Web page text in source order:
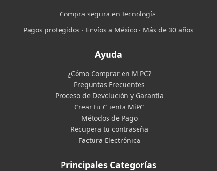
Compra segura en tecnología.
Pagos protegidos · Envíos a México · Más de 30 años
Ayuda
¿Cómo Comprar en MiPC?
Preguntas Frecuentes
Proceso de Devolución y Garantía
Crear tu Cuenta MiPC
Métodos de Pago
Recupera tu contraseña
Factura Electrónica
Principales Categorías